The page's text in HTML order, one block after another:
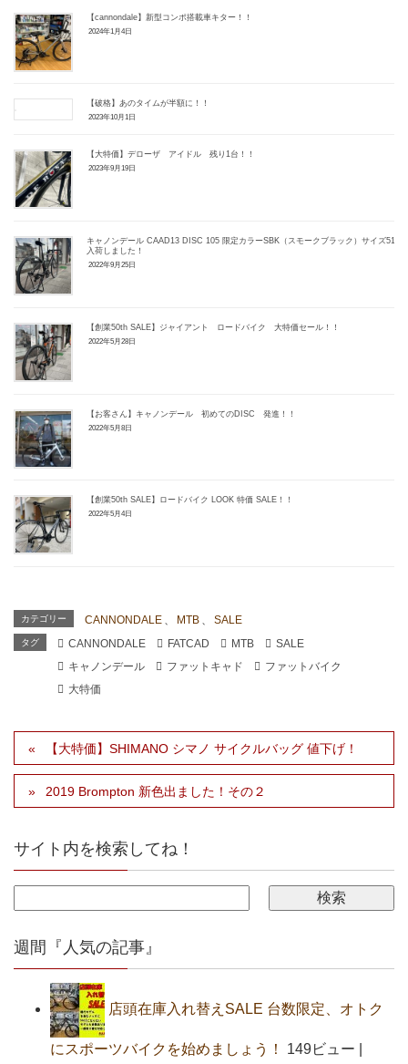
【cannondale】新型コンポ搭載車キター！！
2024年1月4日
【破格】あのタイムが半額に！！
2023年10月1日
【大特価】デローザ アイドル 残り1台！！
2023年9月19日
キャノンデール CAAD13 DISC 105 限定カラーSBK（スモークブラック）サイズ51
入荷しました！
2022年9月25日
【創業50th SALE】ジャイアント ロードバイク 大特価セール！！
2022年5月28日
【お客さん】キャノンデール 初めてのDISC 発進！！
2022年5月8日
【創業50th SALE】ロードバイク LOOK 特価 SALE！！
2022年5月4日
カテゴリー CANNONDALE 、 MTB 、 SALE
タグ CANNONDALE FATCAD MTB
SALE
キャノンデール
ファットキャド
ファットバイク
大特価
【大特価】SHIMANO シマノ サイクルバッグ 値下げ！
2019 Brompton 新色出ました！その２
サイト内を検索してね！
週間『人気の記事』
店頭在庫入れ替えSALE 台数限定、オトク
にスポーツバイクを始めましょう！ 149ビュー